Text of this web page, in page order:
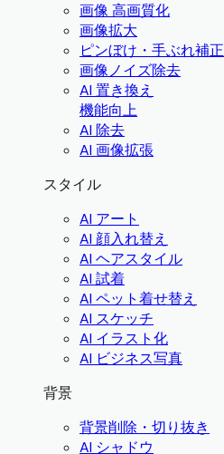
画像 高画質化
画像拡大
ピンぼけ・手ぶれ補正
画像ノイズ除去
AI 置き換え
機能向上
AI 除去
AI 画像拡張
スタイル
AI アート
AI 顔入れ替え
AI ヘアスタイル
AI 試着
AI ペット着せ替え
AI スケッチ
AI イラスト化
AI ビジネス写真
背景
背景削除・切り抜き
AI シャドウ